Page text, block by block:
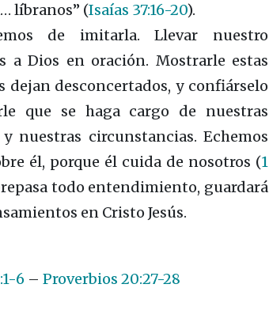
líbranos” (Isaías 37:16-20).
de imitarla. Llevar nuestro
Dios en oración. Mostrarle estas
dejan desconcertados, y confiárselo
que se haga cargo de nuestras
nuestras circunstancias. Echemos
él, porque él cuida de nosotros (1
todo entendimiento, guardará
en Cristo Jesús.
6 – Proverbios 20:27-28